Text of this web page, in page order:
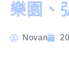
樂園、
Novan